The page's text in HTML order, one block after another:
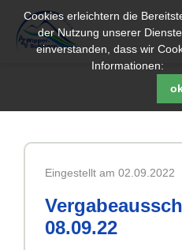
Cookies erleichtern die
der Nutzung unserer
einverstanden, dass wir
Informationen:
Eingestellt am 02.09.2022
08.09.22